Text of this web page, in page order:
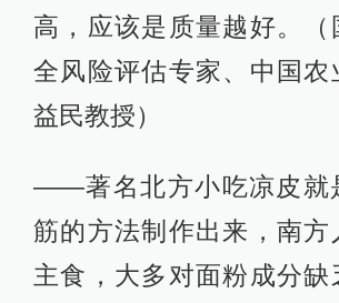
高，应该是质量越好。（
全风险评估专家、中国农
益民教授）
——著名北方小吃凉皮就
筋的方法制作出来，南方
主食，大多对面粉成分缺